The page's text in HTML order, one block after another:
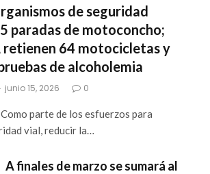
de seguridad
paradas de motoconcho;
retienen 64 motocicletas y
de alcoholemia
junio 15, 2026 0
parte de los esfuerzos para
vial, reducir la…
A finales de marzo se sumará al